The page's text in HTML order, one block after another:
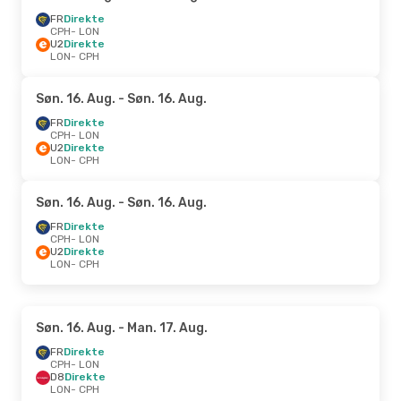
FRDirekte
CPH- LON
U2Direkte
LON- CPH
Søn. 16. Aug. - Søn. 16. Aug.
FRDirekte
CPH- LON
U2Direkte
LON- CPH
Søn. 16. Aug. - Søn. 16. Aug.
FRDirekte
CPH- LON
U2Direkte
LON- CPH
Søn. 16. Aug. - Man. 17. Aug.
FRDirekte
CPH- LON
D8Direkte
LON- CPH